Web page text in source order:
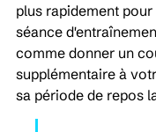
plus rapidement
séance
comme donner un
supplémentaire à
sa période de repos